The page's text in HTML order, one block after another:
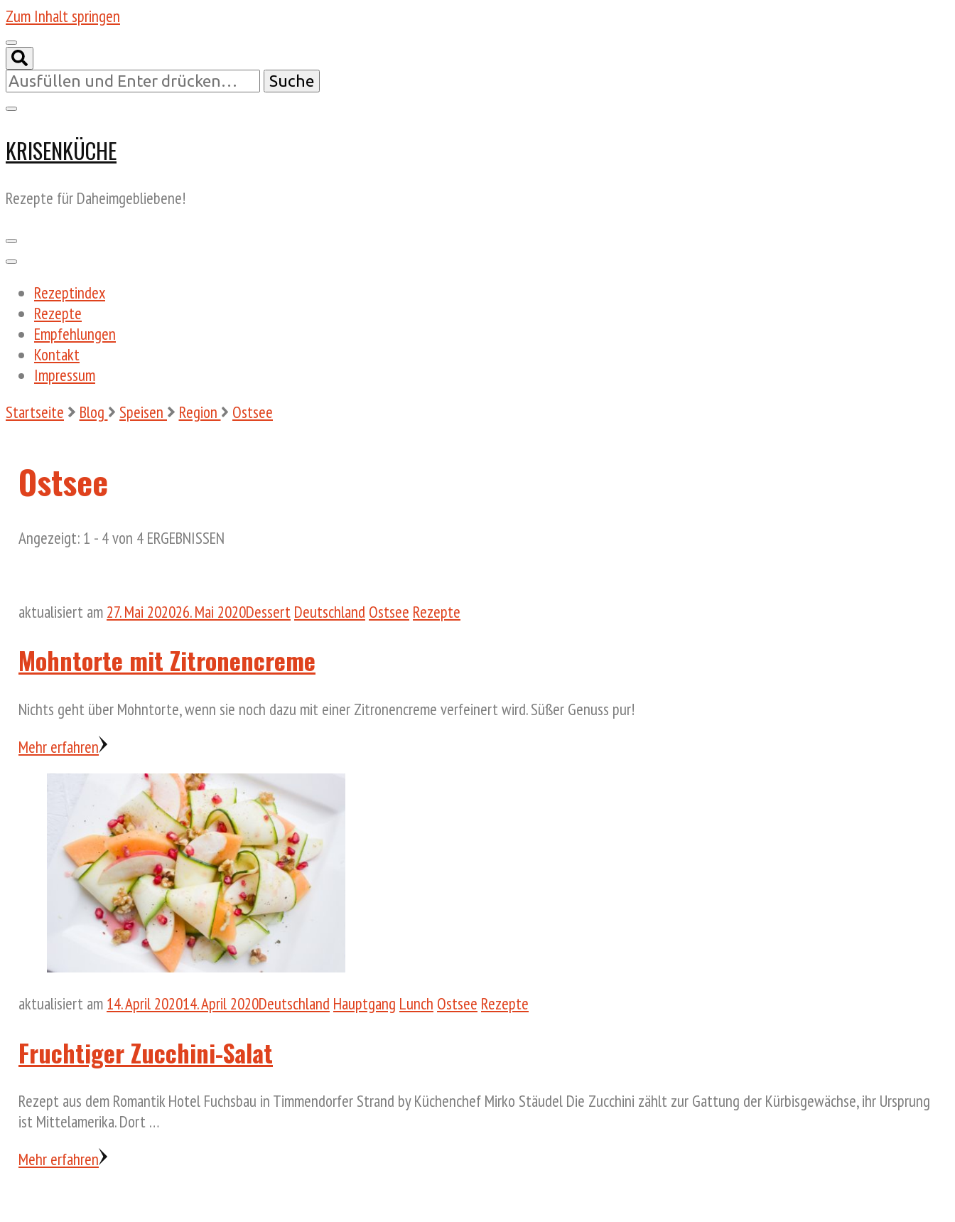
Zum Inhalt springen
Suchst
etwas?
KRISENKÜCHE
Rezepte für Daheimgebliebene!
Rezeptindex
Rezepte
Empfehlungen
Kontakt
Impressum
Startseite
Blog Speisen Region Ostsee
Ostsee
Angezeigt: 1 - 4 von 4 ERGEBNISSEN
aktualisiert am 27. Mai 202026. Mai 2020Dessert Deutschland Ostsee Rezepte
Mohntorte mit Zitronencreme
Nichts geht über Mohntorte, wenn sie noch dazu mit einer Zitronencreme verfeinert wird. Süßer Genuss pur!
Mehr erfahren
aktualisiert am 14. April 202014. April 2020Deutschland Hauptgang Lunch Ostsee Rezepte
Fruchtiger Zucchini-Salat
Rezept aus dem Romantik Hotel Fuchsbau in Timmendorfer Strand by Küchenchef Mirko Stäudel Die Zucchini zählt zur Gattung der Kürbisgewächse, ihr Ursprung
ist Mittelamerika. Dort …
Mehr erfahren